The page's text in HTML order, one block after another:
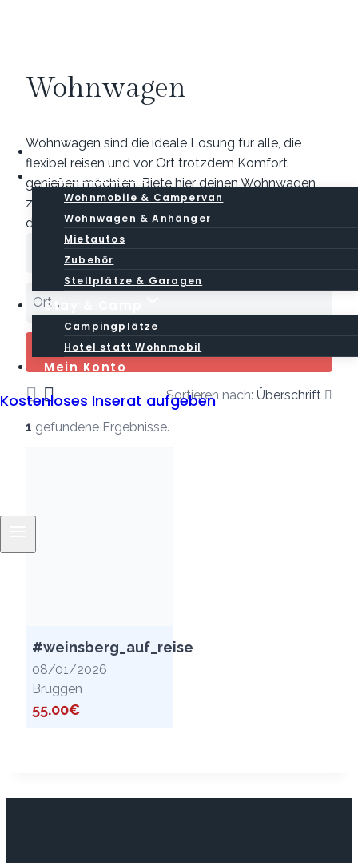
springen
Base
CamperMarkt
Wohnmobile & Campervan
Wohnwagen & Anhänger
Mietautos
Zubehör
Stellplätze & Garagen
Stay & Camp
Campingplätze
Hotel statt Wohnmobil
Mein Konto
Kostenloses Inserat aufgeben
Wohnwagen
Wohnwagen sind die ideale Lösung für alle, die
flexibel reisen und vor Ort trotzdem Komfort
genießen möchten. Biete hier deinen Wohnwagen
zur Miete an oder finde passende Angebote für
deinen Campingurlaub.
Search
Sortieren nach: Überschrift
1 gefundene Ergebnisse.
#weinsberg_auf_reise
08/01/2026
Brüggen
55.00€